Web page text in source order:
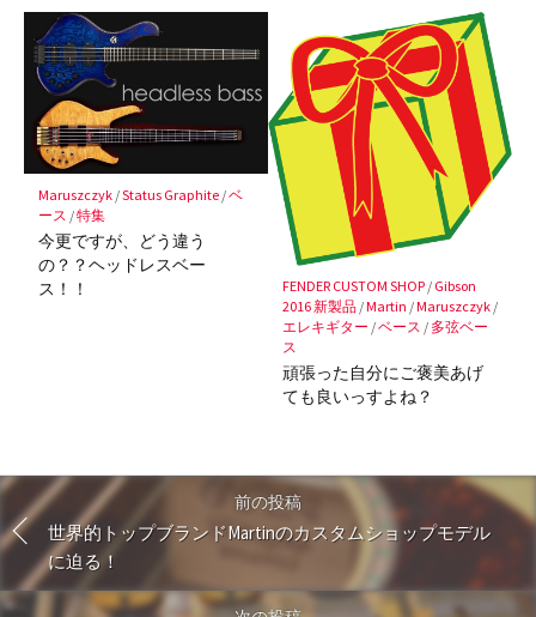
Maruszczyk/Status Graphite/ベ
ース /特集
今更ですが、どう違う
の？？ヘッドレスベー
ス！！
FENDER CUSTOM SHOP/ Gibson
2016 新製品/Martin /Maruszczyk/
エレキギター /ベース / 多弦ベー
ス
頑張った自分にご褒美あげ
ても良いっすよね？
前の投稿
世界的トップブランドMartinのカスタムショップモデル
に迫る！